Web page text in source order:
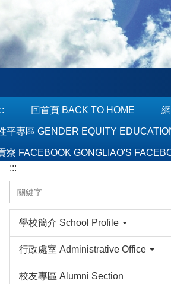
主
內
區
回首頁 BACK TO HOME
平專區 GENDER EQUITY
寮 FACEBOOK GONGLIAO'S
:::
學校簡介 School Profile
行政處室 Administrative Office
校友專區 Alumni Section